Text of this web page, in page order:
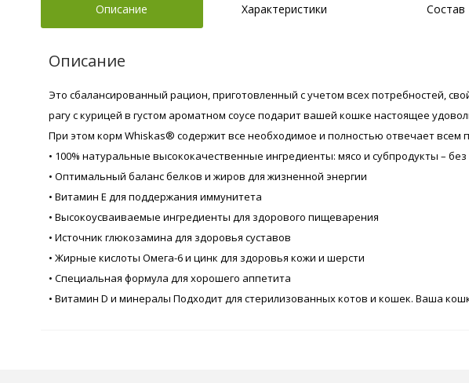
Описание Характеристики Состав
Описание
Это сбалансированный рацион, приготовленный с учетом всех потребностей,
рагу с курицей в густом ароматном соусе подарит вашей кошке настоящее
При этом корм Whiskas® содержит все необходимое и полностью отвечает
• 100% натуральные высококачественные ингредиенты: мясо и субпродукты –
• Оптимальный баланс белков и жиров для жизненной энергии
• Витамин Е для поддержания иммунитета
• Высокоусваиваемые ингредиенты для здорового пищеварения
• Источник глюкозамина для здоровья суставов
• Жирные кислоты Омега-6 и цинк для здоровья кожи и шерсти
• Специальная формула для хорошего аппетита
• Витамин D и минералы Подходит для стерилизованных котов и кошек. Ваша